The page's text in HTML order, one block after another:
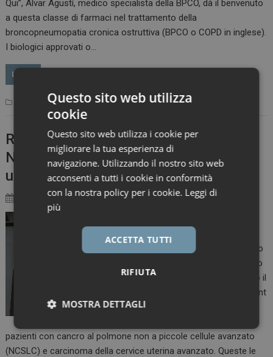
Qui”, Alvar Agustí, medico specialista della BPCO, dà il benvenuto
a questa classe di farmaci nel trattamento della
broncopneumopatia cronica ostruttiva (BPCO o COPD in inglese).
I biologici approvati o…
LEGGI
Primo Piano Regeneron, Sanofi Leave a comment
Regeneron: ok AIFA a cemiplimab nel
NSCLC e nel cancro della cervice
uterina
8 Ottobre 2024 Marco Landucci
rimborsabilità di
cemiplimab – anticorpo
completamente umano
che ha come bersaglio il
recettore del checkpoint
pazienti con cancro al polmone non a piccole cellule avanzato
(NCSLC) e carcinoma della cervice uterina avanzato. Queste le
Questo sito web utilizza
cookie
Questo sito web utilizza i cookie per
migliorare la tua esperienza di
navigazione. Utilizzando il nostro sito web
acconsenti a tutti i cookie in conformità
con la nostra policy per i cookie. Leggi di
più
ACCETTA TUTTI
RIFIUTA
MOSTRA DETTAGLI
Necessari Marketing